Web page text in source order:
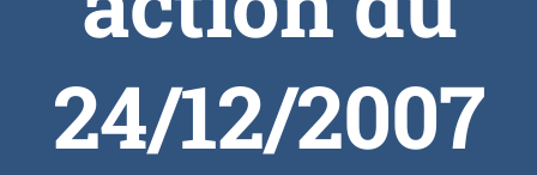
24/12/2007